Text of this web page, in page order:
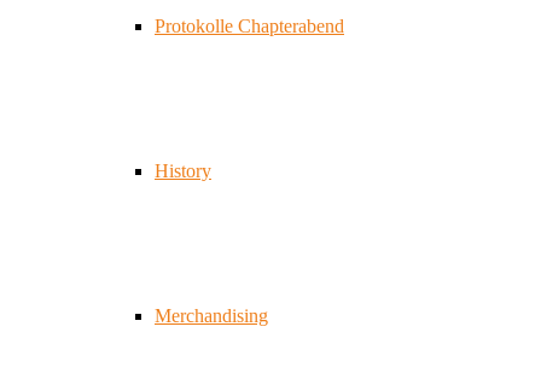
Protokolle Chapterabend
History
Merchandising